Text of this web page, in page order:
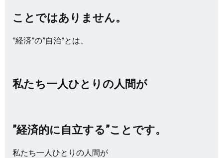
ことではありません。
”経済”の”自治”とは、
私たち一人ひとりの人間が
”経済的に自立する”ことです。
私たち一人ひとりの人間が